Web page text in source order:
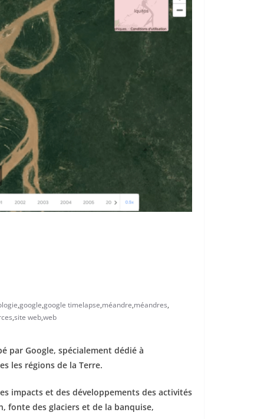
,google,google timelapse,méandre,méandres,
,site web,web
par Google, spécialement dédié à
les régions de la Terre.
impacts et des développements des activités
fonte des glaciers et de la banquise,